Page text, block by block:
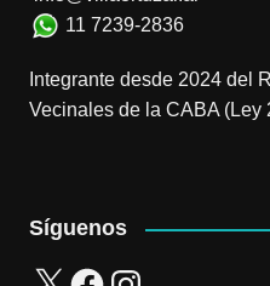
11 7239-2836
Integrante desde 2024 del
Vecinales de la CABA (Ley
Síguenos
X FacebookInstagram